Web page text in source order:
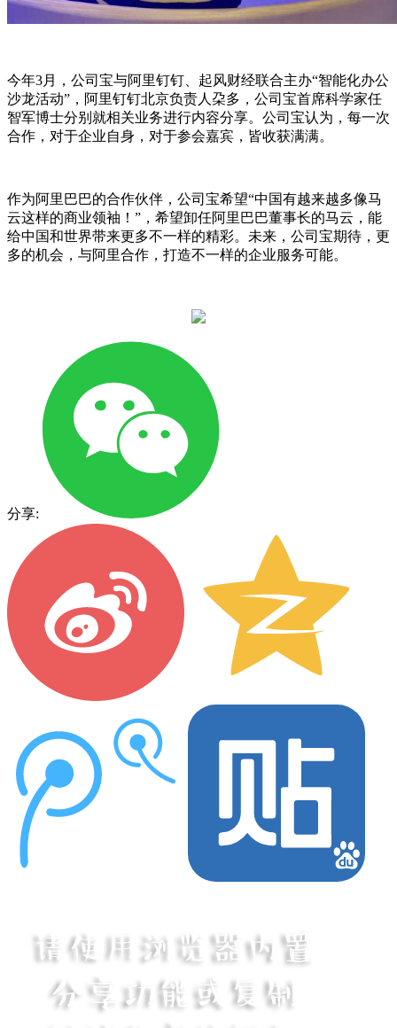
今年3月，公司宝与阿里钉钉、起风财经联合主办“智能化办公
沙龙活动”，阿里钉钉北京负责人朶多，公司宝首席科学家任
智军博士分别就相关业务进行内容分享。公司宝认为，每一次
合作，对于企业自身，对于参会嘉宾，皆收获满满。
作为阿里巴巴的合作伙伴，公司宝希望“中国有越来越多像马
云这样的商业领袖！”，希望卸任阿里巴巴董事长的马云，能
给中国和世界带来更多不一样的精彩。未来，公司宝期待，更
多的机会，与阿里合作，打造不一样的企业服务可能。
分享: